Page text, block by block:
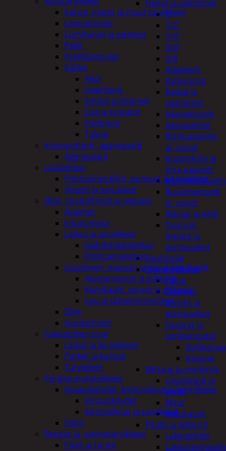
Hylsyt ja vääntimet
1"
1/2"
1/4"
3/4"
3/8
Adapterit
Kärkisarjat
Räikät ja
vääntimet
Iskumeisselit
Jakoavaimet
Kiintoavaimet
ja -sarjat
Kuusiokolo ja
torx-avaimet
Ruuvimeisselit
ja -sarjat
Nitojat ja niitit
Tuurnat,
meistit ja
piirtopuikot
Käsihöylät
Lyöntityökalut
Taltat
Tuurnat,
meistit ja
piirtopuikot
Vasarat ja
sorkkaraudat
Vasarat
Mittaus ja merkintä
Linjalangat ja
kynät
Mitat
Vatupassit
Pihdit ja leikkurit
Lukkopihdit
Kalvot, matot ja muut tarvikkeet
Lämmittimet
Lumiharjat ja peitteet
Peilit
Pyyhkijänsulat
Sähkö
Akut
invertterit
Johdot ja liittimet
Lisä ja työvalot
Polttimot
Tulpat
Irtomoottorit, aggregaatit
Aggregaatit
Lisälaitteet
Polttoainesäiliöt, pumput ja tarvikkeet
Vinssit ja varusteet
Öljyt, suodattimet ja nesteet
Avaimet
Imupumput
Letkut ja tarvikkeet
Jäähdyttäjänletkut
Polttoaineletkut
Liuottimet, massat, ja muut kemikaalit
Alustamassat ja pakkelit
Kemikaalit, sprayt ja silikonit
Lasi ja jäähdytinnesteet
Öljyt
Suodattimet
Pakoputken osat
Laipat ja kiinnikkeet
Putket ja kulmat
Tarvikkeet
Perävaunutarvikkeet
Hinausköydet, kiristysliinat ja kiinnikkeet
Hinausköydet
Kiristysliinat ja tarvikkeet
Valot
Rengas ja -vannetarvikkeet
Pukit ja tunkit